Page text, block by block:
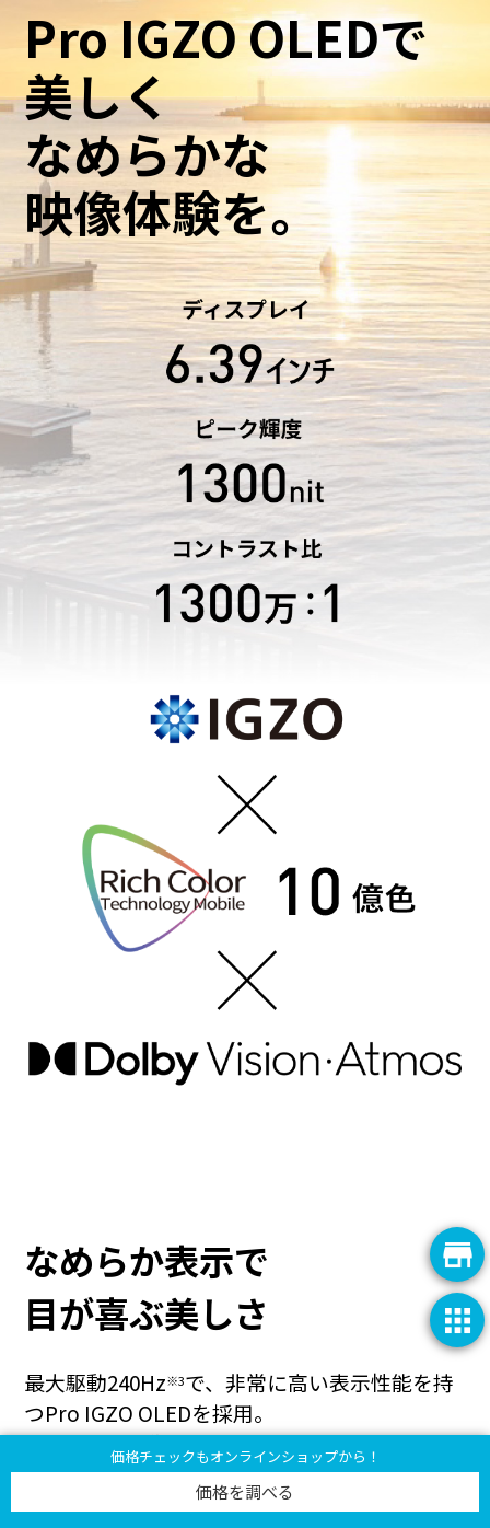
修理・電池交換修理のお手続き
My AQUOS（公式アプリ）
Pro IGZO OLEDで
美しく
なめらかな
映像体験を。
なめらか表示で
目が喜ぶ美しさ
最大駆動240Hz※3で、非常に高い表示性能を持
つPro IGZO OLEDを採用。
さらに、高解像度でなめらかに動画を再生でき
る※4ので、いつも見ている動画も残像感なく楽
しめます。
価格チェックもオンラインショップから！
価格を調べる